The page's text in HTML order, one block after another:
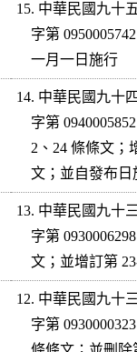
15. 中華民國九十
14. 中華民國九十
13. 中華民國九十
12. 中華民國九十